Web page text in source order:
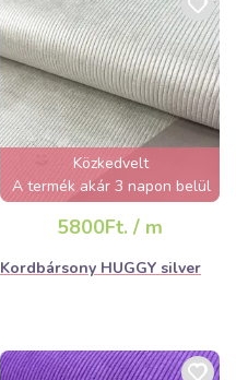
Közkedvelt
A termék akár 3 napon belül
elfogyhat!
5800Ft. / m
Kordbársony HUGGY silver